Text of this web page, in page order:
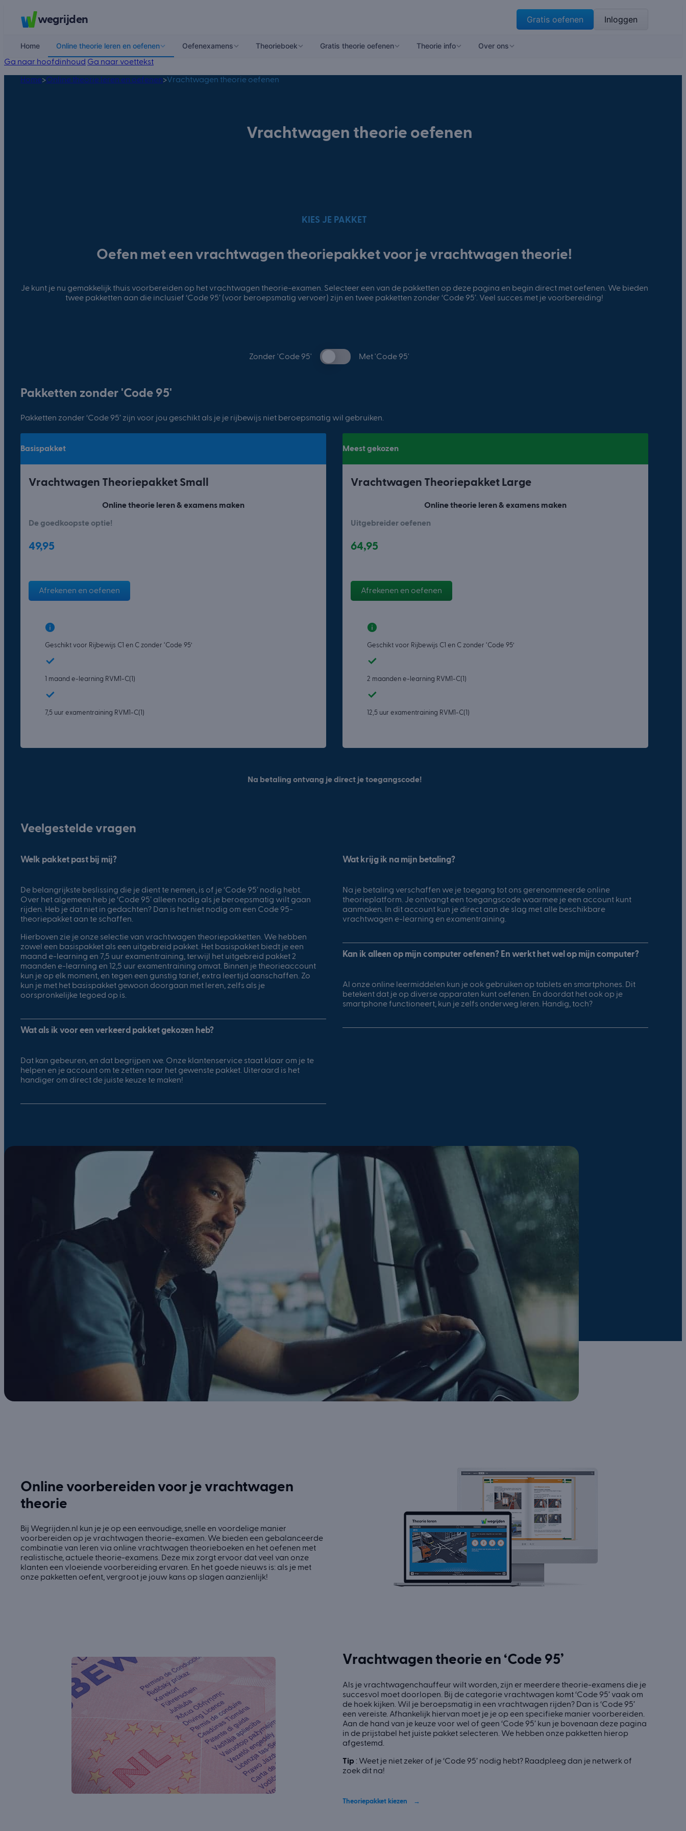
wegrijden Gratis oefenen Inloggen
Home Online theorie leren en oefenen Oefenexamens Theorieboek Gratis theorie oefenen Theorie info Over ons
Ga naar hoofdinhoud Ga naar voettekst
Home>Online theorie leren en oefenen>Vrachtwagen theorie oefenen
Vrachtwagen theorie oefenen
KIES JE PAKKET
Oefen met een vrachtwagen theoriepakket voor je vrachtwagen theorie!
Je kunt je nu gemakkelijk thuis voorbereiden op het vrachtwagen theorie-examen. Selecteer een van de pakketten op deze pagina en begin direct met oefenen. We bieden
twee pakketten aan die inclusief ‘Code 95’ (voor beroepsmatig vervoer) zijn en twee pakketten zonder ‘Code 95’. Veel succes met je voorbereiding!
Zonder 'Code 95'
Switch
pricing
Zonder
Met
Met 'Code 95'
Pakketten zonder 'Code 95'
Pakketten zonder ‘Code 95’ zijn voor jou geschikt als je je rijbewijs niet beroepsmatig wil gebruiken.
Basispakket
Vrachtwagen Theoriepakket Small
Online theorie leren & examens maken
De goedkoopste optie!
49,95
Afrekenen en oefenen
Geschikt voor Rijbewijs C1 en C zonder ‘Code 95’
1 maand e-learning RVM1-C(1)
7,5 uur examentraining RVM1-C(1)
Meest gekozen
Vrachtwagen Theoriepakket Large
Online theorie leren & examens maken
Uitgebreider oefenen
64,95
Afrekenen en oefenen
Geschikt voor Rijbewijs C1 en C zonder ‘Code 95’
2 maanden e-learning RVM1-C(1)
12,5 uur examentraining RVM1-C(1)
Na betaling ontvang je direct je toegangscode!
Veelgestelde vragen
Welk pakket past bij mij?
De belangrijkste beslissing die je dient te nemen, is of je ‘Code 95’ nodig hebt.
Over het algemeen heb je ‘Code 95’ alleen nodig als je beroepsmatig wilt gaan
rijden. Heb je dat niet in gedachten? Dan is het niet nodig om een Code 95-
theoriepakket aan te schaffen.
Hierboven zie je onze selectie van vrachtwagen theoriepakketten. We hebben
zowel een basispakket als een uitgebreid pakket. Het basispakket biedt je een
maand e-learning en 7,5 uur examentraining, terwijl het uitgebreid pakket 2
maanden e-learning en 12,5 uur examentraining omvat. Binnen je theorieaccount
kun je op elk moment, en tegen een gunstig tarief, extra leertijd aanschaffen. Zo
kun je met het basispakket gewoon doorgaan met leren, zelfs als je
oorspronkelijke tegoed op is.
Wat als ik voor een verkeerd pakket gekozen heb?
Dat kan gebeuren, en dat begrijpen we. Onze klantenservice staat klaar om je te
helpen en je account om te zetten naar het gewenste pakket. Uiteraard is het
handiger om direct de juiste keuze te maken!
Wat krijg ik na mijn betaling?
Na je betaling verschaffen we je toegang tot ons gerenommeerde online
theorieplatform. Je ontvangt een toegangscode waarmee je een account kunt
aanmaken. In dit account kun je direct aan de slag met alle beschikbare
vrachtwagen e-learning en examentraining.
Kan ik alleen op mijn computer oefenen? En werkt het wel op mijn computer?
Al onze online leermiddelen kun je ook gebruiken op tablets en smartphones. Dit
betekent dat je op diverse apparaten kunt oefenen. En doordat het ook op je
smartphone functioneert, kun je zelfs onderweg leren. Handig, toch?
Online voorbereiden voor je vrachtwagen
theorie
Bij Wegrijden.nl kun je je op een eenvoudige, snelle en voordelige manier
voorbereiden op je vrachtwagen theorie-examen. We bieden een gebalanceerde
combinatie van leren via online vrachtwagen theorieboeken en het oefenen met
realistische, actuele theorie-examens. Deze mix zorgt ervoor dat veel van onze
klanten een vloeiende voorbereiding ervaren. En het goede nieuws is: als je met
onze pakketten oefent, vergroot je jouw kans op slagen aanzienlijk!
Vrachtwagen theorie en ‘Code 95’
Als je vrachtwagenchauffeur wilt worden, zijn er meerdere theorie-examens die je
succesvol moet doorlopen. Bij de categorie vrachtwagen komt ‘Code 95’ vaak om
de hoek kijken. Wil je beroepsmatig in een vrachtwagen rijden? Dan is ‘Code 95’
een vereiste. Afhankelijk hiervan moet je je op een specifieke manier voorbereiden.
Aan de hand van je keuze voor wel of geen ‘Code 95’ kun je bovenaan deze pagina
in de prijstabel het juiste pakket selecteren. We hebben onze pakketten hierop
afgestemd.
Tip : Weet je niet zeker of je ‘Code 95’ nodig hebt? Raadpleeg dan je netwerk of
zoek dit na!
Theoriepakket kiezen